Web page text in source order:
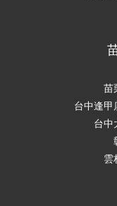
苗
台中逢甲
台中
雲